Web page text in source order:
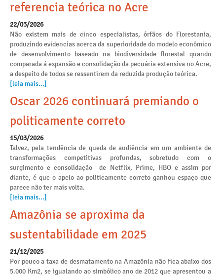
referencia teórica no Acre
22/03/2026
Não existem mais de cinco especialistas, órfãos do Florestania,
produzindo evidencias acerca da superioridade do modelo econômico
de desenvolvimento baseado na biodiversidade florestal quando
comparada á expansão e consolidação da pecuária extensiva no Acre,
a despeito de todos se ressentirem da reduzida produção teórica.
[leia mais...]
Oscar 2026 continuará premiando o
politicamente correto
15/03/2026
Talvez, pela tendência de queda de audiência em um ambiente de
transformações competitivas profundas, sobretudo com o
surgimento e consolidação de Netflix, Prime, HBO e assim por
diante, é que o apelo ao politicamente correto ganhou espaço que
parece não ter mais volta.
[leia mais...]
Amazônia se aproxima da
sustentabilidade em 2025
21/12/2025
Por pouco a taxa de desmatamento na Amazônia não fica abaixo dos
5.000 Km2, se igualando ao simbólico ano de 2012 que apresentou a